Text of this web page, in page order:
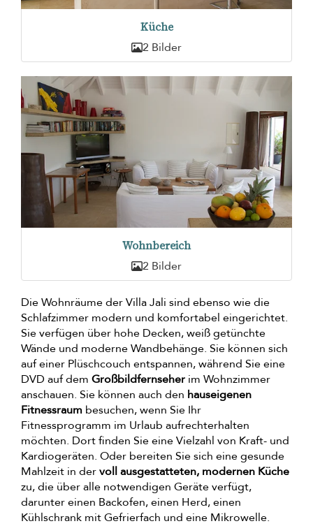
Küche
2 Bilder
Wohnbereich
2 Bilder
Die Wohnräume der Villa Jali sind ebenso wie die
Schlafzimmer modern und komfortabel eingerichtet.
Sie verfügen über hohe Decken, weiß getünchte
Wände und moderne Wandbehänge. Sie können sich
auf einer Plüschcouch entspannen, während Sie eine
DVD auf dem Großbildfernseher im Wohnzimmer
anschauen. Sie können auch den hauseigenen
Fitnessraum besuchen, wenn Sie Ihr
Fitnessprogramm im Urlaub aufrechterhalten
möchten. Dort finden Sie eine Vielzahl von Kraft- und
Kardiogeräten. Oder bereiten Sie sich eine gesunde
Mahlzeit in dervoll ausgestatteten, modernen Küche
zu, die über alle notwendigen Geräte verfügt,
darunter einen Backofen, einen Herd, einen
Kühlschrank mit Gefrierfach und eine Mikrowelle.